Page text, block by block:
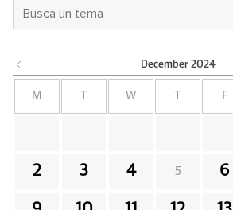
December 2024
M W F
2 3 4 5 6